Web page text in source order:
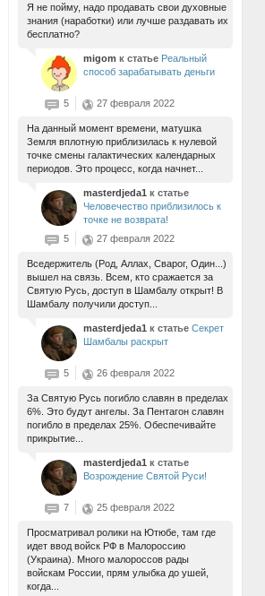
Я не пойму, надо продавать свои духовные
знания (наработки) или лучше раздавать их
бесплатно?
migom к статье Реальный
способ зарабатывать деньги
5 27 февраля 2022
На данный момент времени, матушка
Земля вплотную приблизилась к нулевой
точке смены галактических календарных
периодов. Это процесс, когда начнет...
masterdjeda1 к статье
Человечество приблизилось к
точке не возврата!
5
27 февраля 2022
Вседержитель (Род, Аллах, Сварог, Один...)
вышел на связь. Всем, кто сражается за
Святую Русь, доступ в Шамбалу открыт! В
Шамбалу получили доступ...
masterdjeda1 к статье Секрет
Шамбалы раскрыт
5 26 февраля 2022
За Святую Русь погибло славян в пределах
6%. Это будут ангелы. За Пентагон славян
погибло в пределах 25%. Обеспечивайте
прикрытие...
masterdjeda1 к статье
Возрождение Святой Руси!
7 25 февраля 2022
Просматривал ролики на Ютюбе, там где
идет ввод войск РФ в Малороссию
(Украина). Много малороссов рады
войскам России, прям улыбка до ушей,
когда...